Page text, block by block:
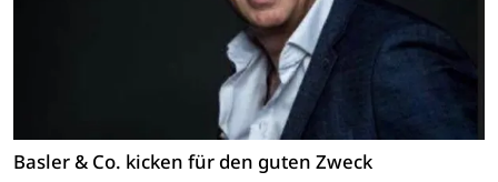
Basler & Co. kicken für den guten Zweck